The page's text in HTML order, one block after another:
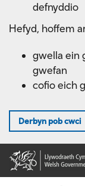
defnyddio
Hefyd, hoffem
gwella ein
gwefan
cofio eich
Derbyn pob cwci